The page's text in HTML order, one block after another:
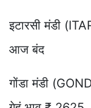
इटारसी मंडी
आज बंद
गोंडा मंडी